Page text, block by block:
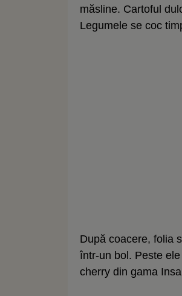
măsline. Cartoful
Legumele se coc
După coacere, folia
într-un bol. Peste
cherry din gama